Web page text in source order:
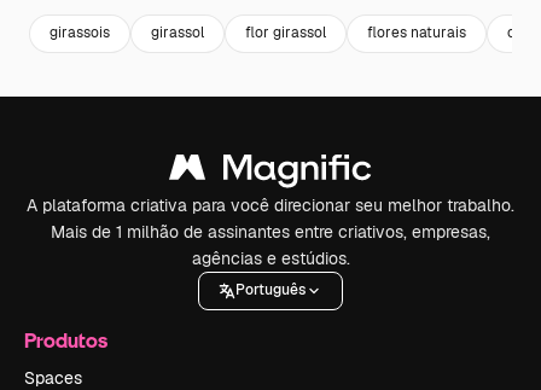
girassois girassol flor girassol flores naturais
A plataforma criativa para você direcionar seu melhor trabalho.
Mais de 1 milhão de assinantes entre criativos, empresas,
agências e estúdios.
Português
Produtos
Spaces